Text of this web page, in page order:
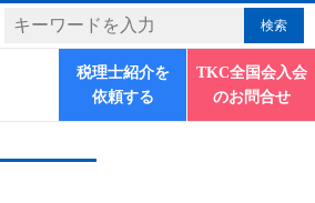
税理士紹介を
依頼する
TKC全国会入会
のお問合せ